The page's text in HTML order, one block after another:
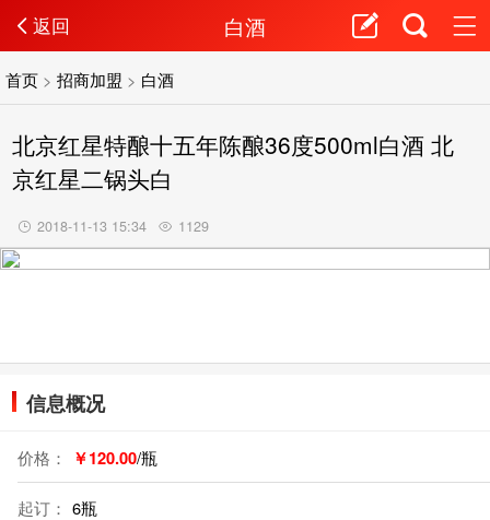
返回 白酒
首页 >招商加盟 > 白酒
北京红星特酿十五年陈酿36度500ml白酒 北
京红星二锅头白
2018-11-13 15:34 1129
信息概况
价格： ￥120.00/瓶
起订： 6瓶